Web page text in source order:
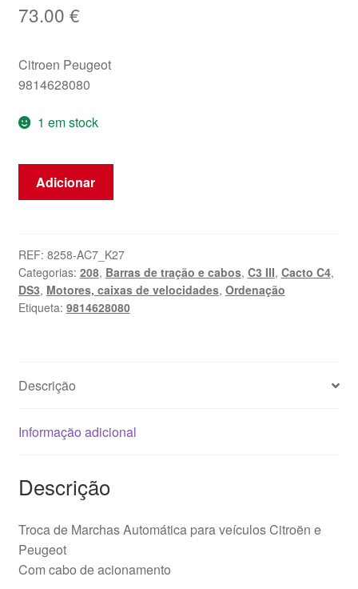
73.00 €
Citroen Peugeot
9814628080
1 em stock
Quantidade
Marchas
Automática
Citroën
C3
208
Adicionar
REF: 8258-AC7_K27
Categorias: 208, Barras de tração e cabos, C3 III, Cacto C4,
DS3, Motores, caixas de velocidades, Ordenação
Etiqueta: 9814628080
Descrição
Informação adicional
Descrição
Troca de Marchas Automática para veículos Citroën e
Peugeot
Com cabo de acionamento